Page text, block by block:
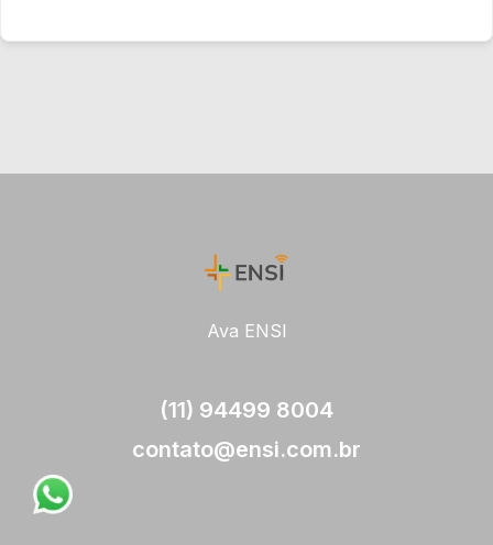
Ava ENSI
(11) 94499 8004
contato@ensi.com.br